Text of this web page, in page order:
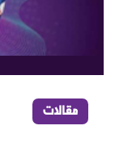
مقالات